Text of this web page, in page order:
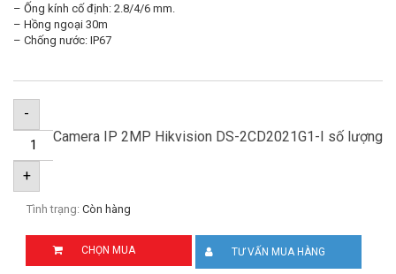
– Ống kính cố định: 2.8/4/6 mm.
– Hồng ngoại 30m
– Chống nước: IP67
-
Camera IP 2MP Hikvision DS-2CD2021G1-I số lượng
+
Tình trạng: Còn hàng
CHỌN MUA TƯ VẤN MUA HÀNG